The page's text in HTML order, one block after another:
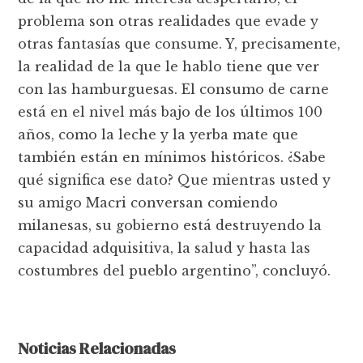
problema son otras realidades que evade y
otras fantasías que consume. Y, precisamente,
la realidad de la que le hablo tiene que ver
con las hamburguesas. El consumo de carne
está en el nivel más bajo de los últimos 100
años, como la leche y la yerba mate que
también están en mínimos históricos. ¿Sabe
qué significa ese dato? Que mientras usted y
su amigo Macri conversan comiendo
milanesas, su gobierno está destruyendo la
capacidad adquisitiva, la salud y hasta las
costumbres del pueblo argentino”, concluyó.
Noticias Relacionadas